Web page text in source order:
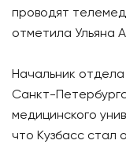
проводят
отметила Ульяна
Начальник отдела
Санкт-
медицинского
что Кузбасс стал